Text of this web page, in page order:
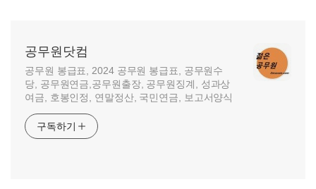
공무원닷컴
공무원 봉급표, 2024 공무원 봉급표, 공무원수
당, 공무원연금,공무원출장, 공무원징계, 성과상
여금, 호봉인정, 연말정산, 국민연금, 보고서양식
구독하기